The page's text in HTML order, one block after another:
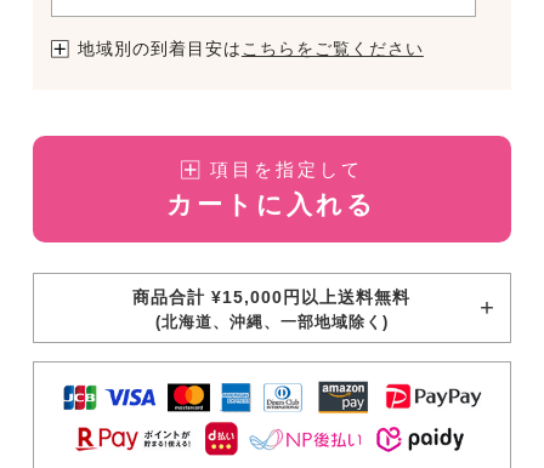
地域別の到着目安はこちらをご覧ください
項目を指定して
カートに入れる
商品合計 ¥15,000円以上送料無料
(北海道、沖縄、一部地域除く)